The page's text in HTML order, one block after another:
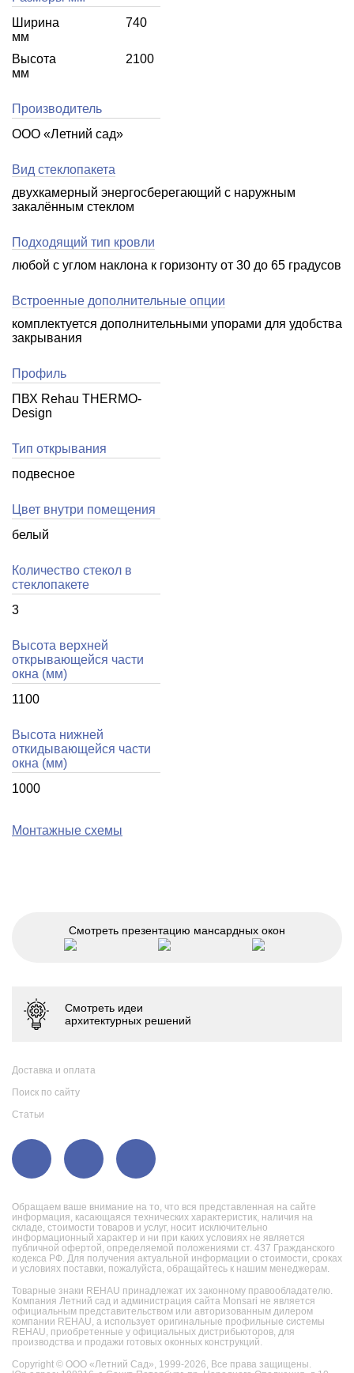
Ширина
740
мм
Высота
2100
мм
Производитель
ООО «Летний cад»
Вид стеклопакета
двухкамерный энергосберегающий с наружным
закалённым стеклом
Подходящий тип кровли
любой с углом наклона к горизонту от 30 до 65 градусов
Встроенные дополнительные опции
комплектуется дополнительными упорами для удобства
закрывания
Профиль
ПВХ Rehau THERMO-
Design
Тип открывания
подвесное
Цвет внутри помещения
белый
Количество стекол в
стеклопакете
3
Высота верхней
открывающейся части
окна (мм)
1100
Высота нижней
откидывающейся части
окна (мм)
1000
Монтажные схемы
Смотреть презентацию мансардных окон
Обращаем ваше внимание на то, что вся представленная на сайте
информация, касающаяся технических характеристик, наличия на
складе, стоимости товаров и услуг, носит исключительно
информационный характер и ни при каких условиях не является
публичной офертой, определяемой положениями ст. 437 Гражданского
кодекса РФ. Для получения актуальной информации о стоимости, сроках
и условиях поставки, пожалуйста, обращайтесь к нашим менеджерам.
Товарные знаки REHAU принадлежат их законному правообладателю.
Компания Летний сад и администрация сайта Monsari не является
официальным представительством или авторизованным дилером
компании REHAU, а использует оригинальные профильные системы
REHAU, приобретенные у официальных дистрибьюторов, для
производства и продажи готовых оконных конструкций.
Copyright © ООО «Летний Сад», 1999-2026, Все права защищены.
Доставка и оплата
Поиск по сайту
Статьи